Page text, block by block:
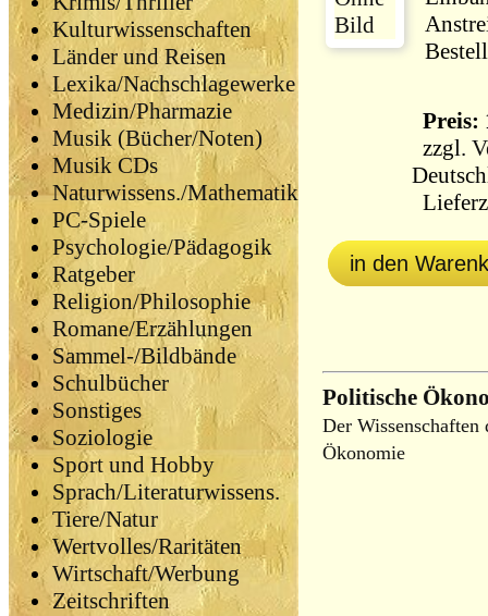
Kulturwissenschaften
Länder und Reisen
Lexika/Nachschlagewerke
Medizin/Pharmazie
Musik (Bücher/Noten)
Musik CDs
Naturwissens./Mathematik
PC-Spiele
Psychologie/Pädagogik
Ratgeber
Religion/Philosophie
Romane/Erzählungen
Sammel-/Bildbände
Schulbücher
Sonstiges
Soziologie
Sport und Hobby
Sprach/Literaturwissens.
Tiere/Natur
Wertvolles/Raritäten
Wirtschaft/Werbung
Zeitschriften
Preis:
zzgl.
in den
Politische
Der
Ökonomie